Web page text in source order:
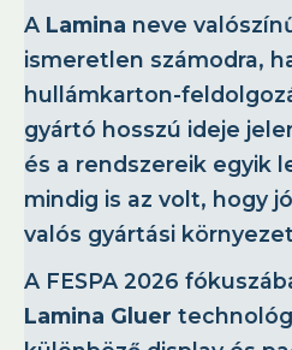
A Lamina neve
ismeretlen számodra,
hullámkarton-
gyártó hosszú ideje
és a rendszereik egyik
mindig is az volt, hogy
valós gyártási
A FESPA 2026
Lamina Gluer